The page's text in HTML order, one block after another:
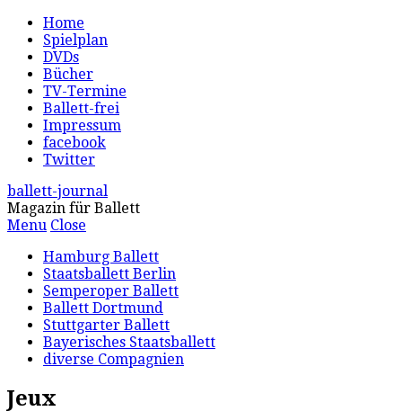
Home
Spielplan
DVDs
Bücher
TV-Termine
Ballett-frei
Impressum
facebook
Twitter
ballett-journal
Magazin für Ballett
Menu Close
Hamburg Ballett
Staatsballett Berlin
Semperoper Ballett
Ballett Dortmund
Stuttgarter Ballett
Bayerisches Staatsballett
diverse Compagnien
Jeux